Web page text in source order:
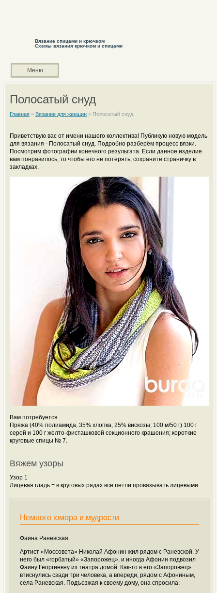
Вязание спицами и крючком
Схемы вязания крючком и спицами
Меню
Полосатый снуд
Главная> Вязание для женщин> Полосатый снуд
Приветствую вас от имени нашего коллектива! Публикую новую модель
для вязания - Полосатый снуд. Подробно разберём процесс вязки.
Посмотрим фотографии конечного результата. Если данное изделие
вам понравилось, то чтобы его не потерять, сохраните страничку в
закладках.
Вам потребуется
Пряжа (40% полиамида, 35% хлопка, 25% вискозы; 100 м/50 г) 100 г
серой и 100 г желто-фисташковой секционного крашения; короткие
круговые спицы № 7.
Вяжем узоры
Узор 1
Лицевая гладь = в круговых рядах все петли провязывать лицевыми.
Немного юмора и мудрости
Фаина Раневская
Артист «Моссовета» Николай Афонин жил рядом с Раневской. У
него был «горбатый» «Запорожец», и иногда Афонин подвозил
Фаину Георгиевну из театра домой. Как-то в его «Запорожец»
втиснулись сзади три человека, а впереди, рядом с Афониным,
села Раневская. Подъезжая к своему дому, она спросила: